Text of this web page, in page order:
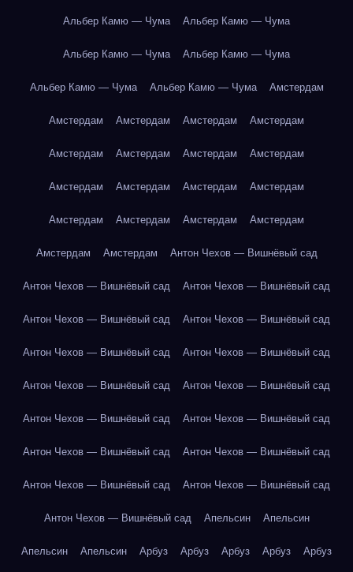
Альбер Камю — Чума Альбер Камю — Чума
Альбер Камю — Чума Альбер Камю — Чума
Альбер Камю — Чума Альбер Камю — Чума Амстердам
Амстердам Амстердам Амстердам Амстердам
Амстердам Амстердам Амстердам Амстердам
Амстердам Амстердам Амстердам Амстердам
Амстердам Амстердам Амстердам Амстердам
Амстердам Амстердам Антон Чехов — Вишнёвый сад
Антон Чехов — Вишнёвый сад Антон Чехов — Вишнёвый сад
Антон Чехов — Вишнёвый сад Антон Чехов — Вишнёвый сад
Антон Чехов — Вишнёвый сад Антон Чехов — Вишнёвый сад
Антон Чехов — Вишнёвый сад Антон Чехов — Вишнёвый сад
Антон Чехов — Вишнёвый сад Антон Чехов — Вишнёвый сад
Антон Чехов — Вишнёвый сад Антон Чехов — Вишнёвый сад
Антон Чехов — Вишнёвый сад Антон Чехов — Вишнёвый сад
Антон Чехов — Вишнёвый сад Апельсин Апельсин
Апельсин Апельсин Арбуз Арбуз Арбуз Арбуз Арбуз